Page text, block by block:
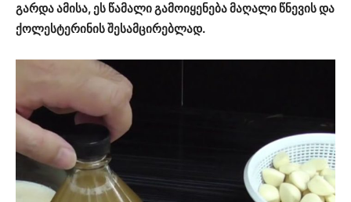
გარდა ამისა, ეს წამალი გამოიყენება მაღალი წნევის და
ქოლესტერინის შესამცირებლად.